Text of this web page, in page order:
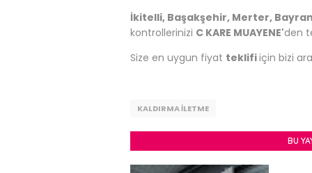
İkitelli, Başakşehir, Merter,
kontrollerinizi C KARE MUAYENE'den
Size en uygun fiyat teklifiiçin bizi
KALDIRMA İLETME
BU